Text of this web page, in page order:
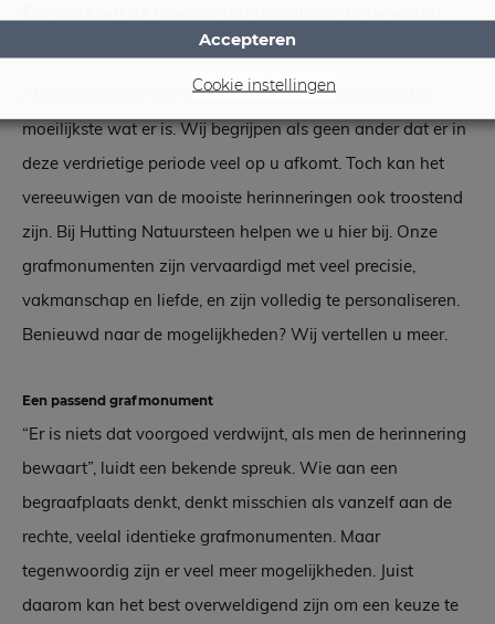
Afscheid nemen van een dierbare is misschien wel het
moeilijkste wat er is. Wij begrijpen als geen ander dat er in
deze verdrietige periode veel op u afkomt. Toch kan het
vereeuwigen van de mooiste herinneringen ook troostend
zijn. Bij Hutting Natuursteen helpen we u hier bij. Onze
grafmonumenten zijn vervaardigd met veel precisie,
vakmanschap en liefde, en zijn volledig te personaliseren.
Benieuwd naar de mogelijkheden? Wij vertellen u meer.
Een passend grafmonument
“Er is niets dat voorgoed verdwijnt, als men de herinnering
bewaart”, luidt een bekende spreuk. Wie aan een
begraafplaats denkt, denkt misschien als vanzelf aan de
rechte, veelal identieke grafmonumenten. Maar
tegenwoordig zijn er veel meer mogelijkheden. Juist
daarom kan het best overweldigend zijn om een keuze te
Cookie instellingen
Accepteren